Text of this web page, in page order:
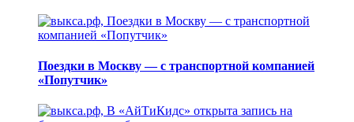
Поездки в Москву — с транспортной компанией
«Попутчик»